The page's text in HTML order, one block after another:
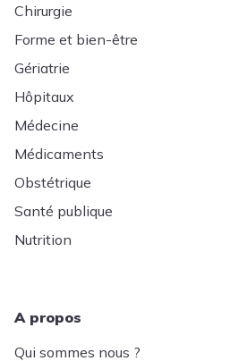
Chirurgie
Forme et bien-être
Gériatrie
Hôpitaux
Médecine
Médicaments
Obstétrique
Santé publique
Nutrition
A propos
Qui sommes nous ?